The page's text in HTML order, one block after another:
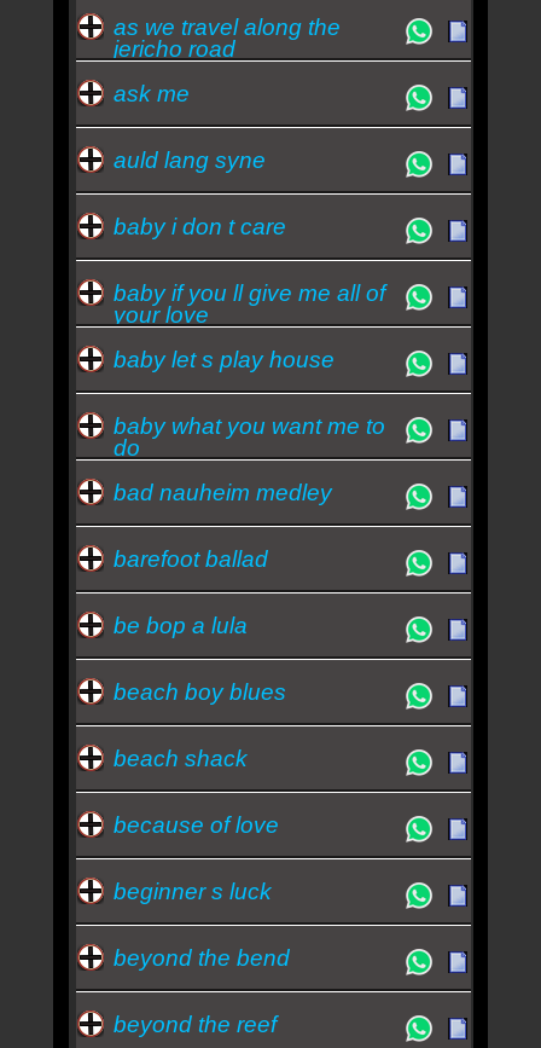
as we travel along the
jericho road
ask me
auld lang syne
baby i don t care
baby if you ll give me all of
your love
baby let s play house
baby what you want me to
do
bad nauheim medley
barefoot ballad
be bop a lula
beach boy blues
beach shack
because of love
beginner s luck
beyond the bend
beyond the reef